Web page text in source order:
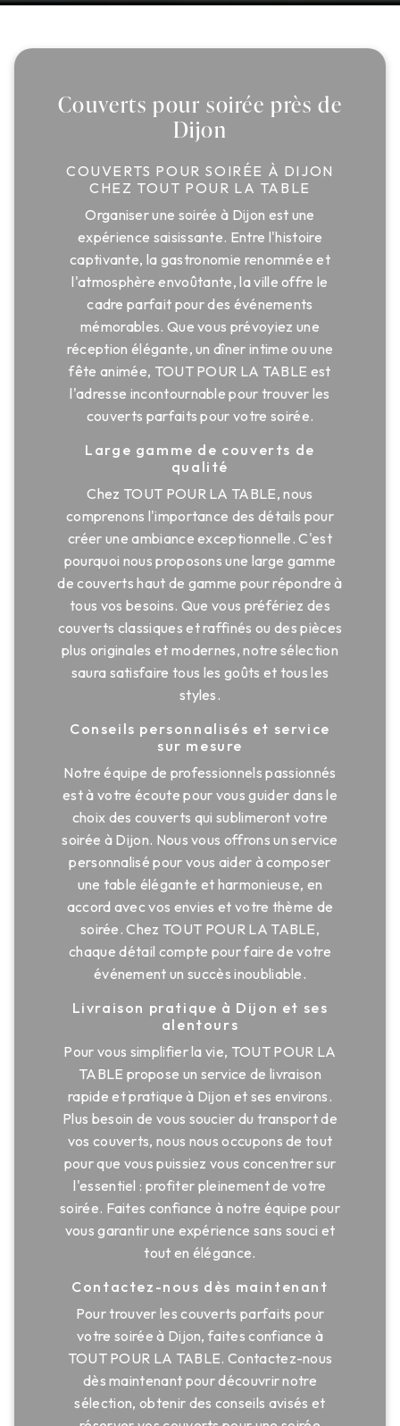
Couverts pour soirée près de
Dijon
COUVERTS POUR SOIRÉE À DIJON
CHEZ TOUT POUR LA TABLE
Organiser une soirée à Dijon est une
expérience saisissante. Entre l'histoire
captivante, la gastronomie renommée et
l'atmosphère envoûtante, la ville offre le
cadre parfait pour des événements
mémorables. Que vous prévoyiez une
réception élégante, un dîner intime ou une
fête animée, TOUT POUR LA TABLE est
l'adresse incontournable pour trouver les
couverts parfaits pour votre soirée.
Large gamme de couverts de
qualité
Chez TOUT POUR LA TABLE, nous
comprenons l'importance des détails pour
créer une ambiance exceptionnelle. C'est
pourquoi nous proposons une large gamme
de couverts haut de gamme pour répondre à
tous vos besoins. Que vous préfériez des
couverts classiques et raffinés ou des pièces
plus originales et modernes, notre sélection
saura satisfaire tous les goûts et tous les
styles.
Conseils personnalisés et service
sur mesure
Notre équipe de professionnels passionnés
est à votre écoute pour vous guider dans le
choix des couverts qui sublimeront votre
soirée à Dijon. Nous vous offrons un service
personnalisé pour vous aider à composer
une table élégante et harmonieuse, en
accord avec vos envies et votre thème de
soirée. Chez TOUT POUR LA TABLE,
chaque détail compte pour faire de votre
événement un succès inoubliable.
Livraison pratique à Dijon et ses
alentours
Pour vous simplifier la vie, TOUT POUR LA
TABLE propose un service de livraison
rapide et pratique à Dijon et ses environs.
Plus besoin de vous soucier du transport de
vos couverts, nous nous occupons de tout
pour que vous puissiez vous concentrer sur
l'essentiel : profiter pleinement de votre
soirée. Faites confiance à notre équipe pour
vous garantir une expérience sans souci et
tout en élégance.
Contactez-nous dès maintenant
Pour trouver les couverts parfaits pour
votre soirée à Dijon, faites confiance à
TOUT POUR LA TABLE. Contactez-nous
dès maintenant pour découvrir notre
sélection, obtenir des conseils avisés et